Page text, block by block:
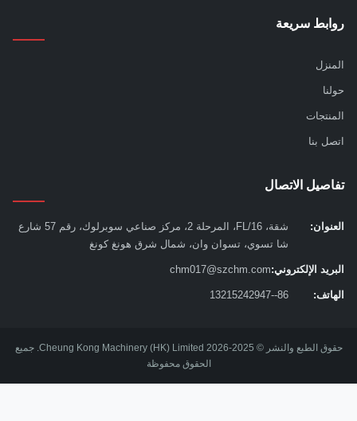
سريعة
بنا
الاتصال
شقة، 16/FL، المرحلة 2، مركز صناعي سوبرلوك، رقم 57 شارع
شا تسوي، تسوان وان، شمال شرق هونغ كونغ
الإلكتروني:chm017@szchm.com
حقوق الطبع والنشر © 2025-2026 Cheung Kong Machinery (HK) Limited. جميع
الحقوق محفوظة